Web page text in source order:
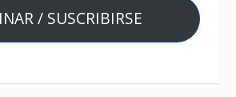
/ SUSCRIBIRSE